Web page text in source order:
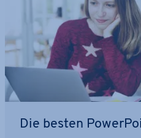
Die besten